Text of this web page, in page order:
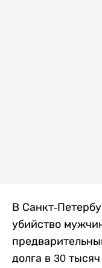
В Санкт-
убийство
долга в 30